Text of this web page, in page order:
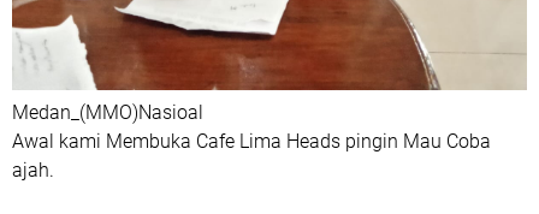
Medan_(MMO)Nasioal
Awal kami Membuka Cafe Lima Heads pingin Mau Coba
ajah.